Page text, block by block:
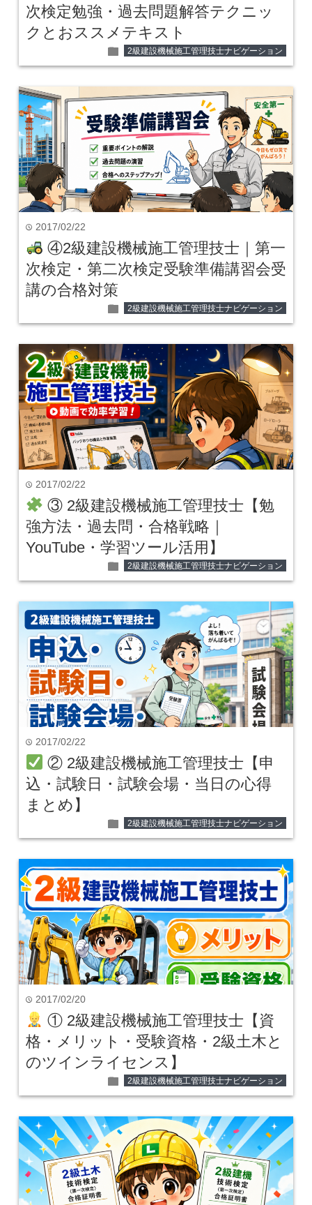
次検定勉強・過去問題解答テクニッ
クとおススメテキスト
folder 2級建設機械施工管理技士ナビゲーション
time 2017/02/22
④2級建設機械施工管理技士｜第一
次検定・第二次検定受験準備講習会受
講の合格対策
folder 2級建設機械施工管理技士ナビゲーション
time 2017/02/22
③ 2級建設機械施工管理技士【勉
強方法・過去問・合格戦略｜
YouTube・学習ツール活用】
folder 2級建設機械施工管理技士ナビゲーション
time 2017/02/22
② 2級建設機械施工管理技士【申
込・試験日・試験会場・当日の心得
まとめ】
folder 2級建設機械施工管理技士ナビゲーション
time 2017/02/20
① 2級建設機械施工管理技士【資
格・メリット・受験資格・2級土木と
のツインライセンス】
folder 2級建設機械施工管理技士ナビゲーション